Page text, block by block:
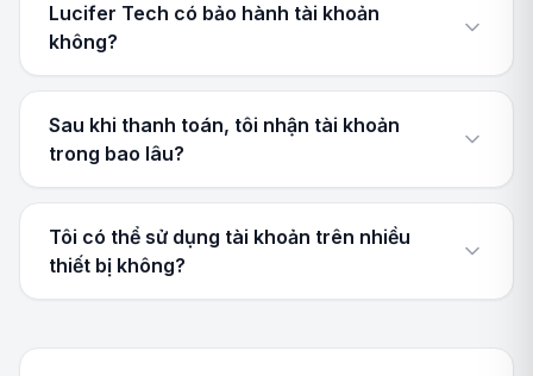
Lucifer Tech có bảo hành tài khoản
không?
Sau khi thanh toán, tôi nhận tài khoản
trong bao lâu?
Tôi có thể sử dụng tài khoản trên nhiều
thiết bị không?